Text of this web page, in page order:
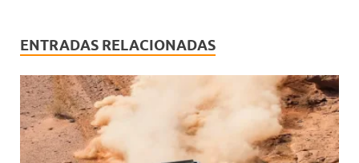
ENTRADAS RELACIONADAS